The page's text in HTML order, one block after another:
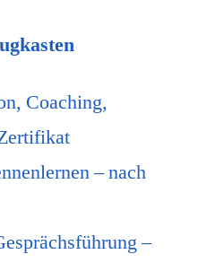
Coaching,
– nach
–